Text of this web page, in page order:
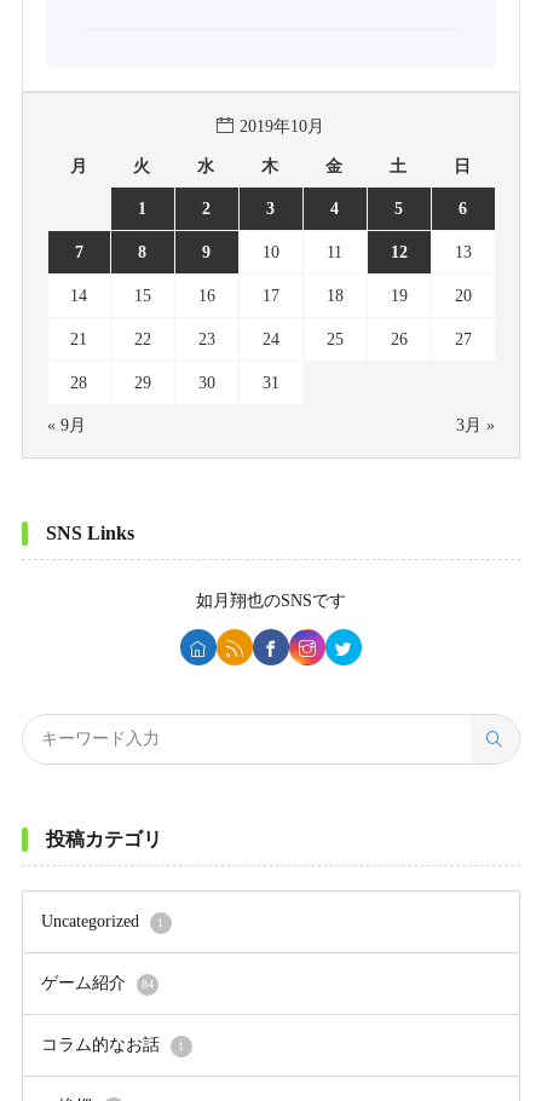
2019年10月
月 火 水 木 金 土 日
1 2 3 4 5 6
7 8 9 10 11 12 13
14 15 16 17 18 19 20
21 22 23 24 25 26 27
28 29 30 31
« 9月 3月 »
SNS Links
如月翔也のSNSです
投稿カテゴリ
Uncategorized 1
ゲーム紹介 84
コラム的なお話 1